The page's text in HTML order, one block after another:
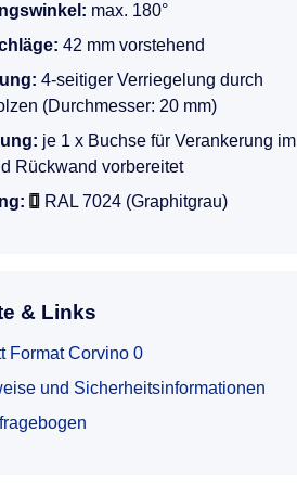
max. 180°
42 mm vorstehend
4-seitiger Verriegelung durch
(Durchmesser: 20 mm)
je 1 x Buchse für Verankerung im
Rückwand vorbereitet
RAL 7024 (Graphitgrau)
& Links
Format Corvino 0
und Sicherheitsinformationen